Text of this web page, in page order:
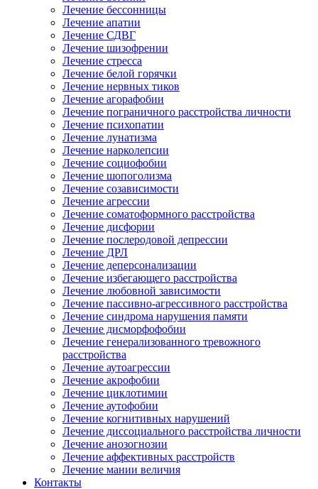
Лечение бессонницы
Лечение апатии
Лечение СДВГ
Лечение шизофрении
Лечение стресса
Лечение белой горячки
Лечение нервных тиков
Лечение агорафобии
Лечение пограничного расстройства личности
Лечение психопатии
Лечение лунатизма
Лечение нарколепсии
Лечение социофобии
Лечение шопоголизма
Лечение созависимости
Лечение агрессии
Лечение соматоформного расстройства
Лечение дисфории
Лечение послеродовой депрессии
Лечение ДРЛ
Лечение деперсонализации
Лечение избегающего расстройства
Лечение любовной зависимости
Лечение пассивно-агрессивного расстройства
Лечение синдрома нарушения памяти
Лечение дисморфофобии
Лечение генерализованного тревожного
расстройства
Лечение аутоагрессии
Лечение акрофобии
Лечение циклотимии
Лечение аутофобии
Лечение когнитивных нарушений
Лечение диссоциального расстройства личности
Лечение анозогнозии
Лечение аффективных расстройств
Лечение мании величия
Контакты